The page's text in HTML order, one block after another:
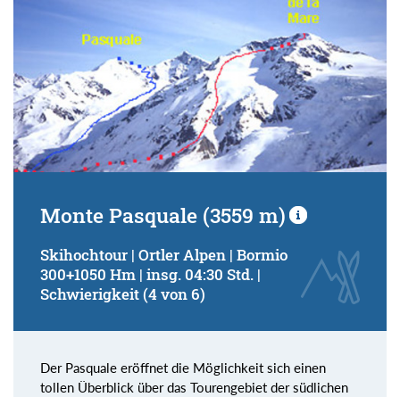
Kondition (Tourdauer):
Suchbegriff:
Monte Pasquale (3559 m)
Skihochtour | Ortler Alpen | Bormio
300+1050 Hm | insg. 04:30 Std. |
Schwierigkeit (4 von 6)
Der Pasquale eröffnet die Möglichkeit sich einen
tollen Überblick über das Tourengebiet der südlichen